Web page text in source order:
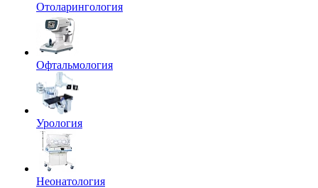
Отоларингология
Офтальмология
Урология
Неонатология